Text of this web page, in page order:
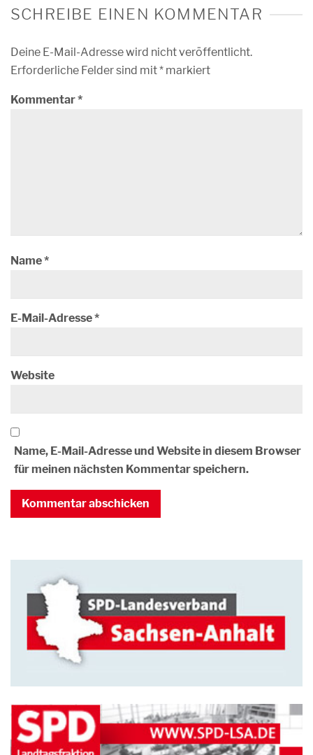
SCHREIBE EINEN KOMMENTAR
Deine E-Mail-Adresse wird nicht veröffentlicht.
Erforderliche Felder sind mit* markiert
Kommentar*
Name*
E-Mail-Adresse*
Website
Name, E-Mail-Adresse und Website in diesem Browser
für meinen nächsten Kommentar speichern.